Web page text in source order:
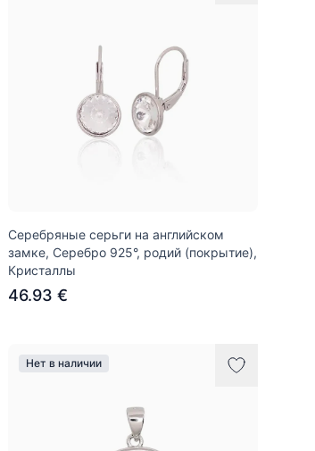
Серебряные серьги на английском
замке, Серебро 925°, родий (покрытие),
Кристаллы
46.93 €
Нет в наличии